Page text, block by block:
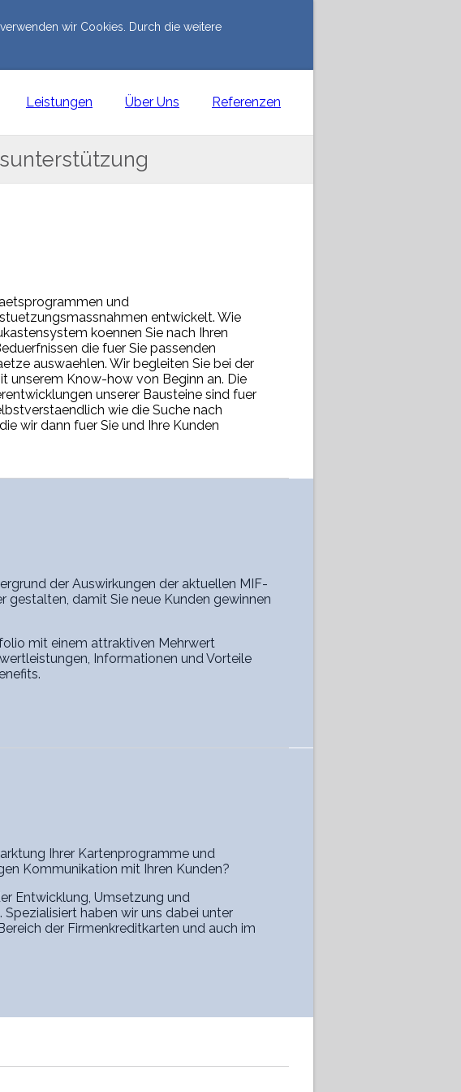
wir Cookies. Durch die weitere
Leistungen Über Uns Referenzen
Produkte & Lösungen
und
entwickelt. Wie
koennen Sie nach Ihren
die fuer Sie passenden
auswaehlen. Wir begleiten Sie bei der
unserem Know-how von Beginn an. Die
unserer Bausteine sind fuer
wie die Suche nach
wir dann fuer Sie und Ihre Kunden
der Auswirkungen der aktuellen MIF-
gestalten, damit Sie neue Kunden gewinnen
mit einem attraktiven Mehrwert
Informationen und Vorteile
Ihrer Kartenprogramme und
Kommunikation mit Ihren Kunden?
Entwicklung, Umsetzung und
haben wir uns dabei unter
der Firmenkreditkarten und auch im